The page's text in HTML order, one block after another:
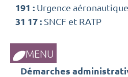
MENU
Démarches
191 : Urgence aéronautique
31 17 : SNCF et RATP